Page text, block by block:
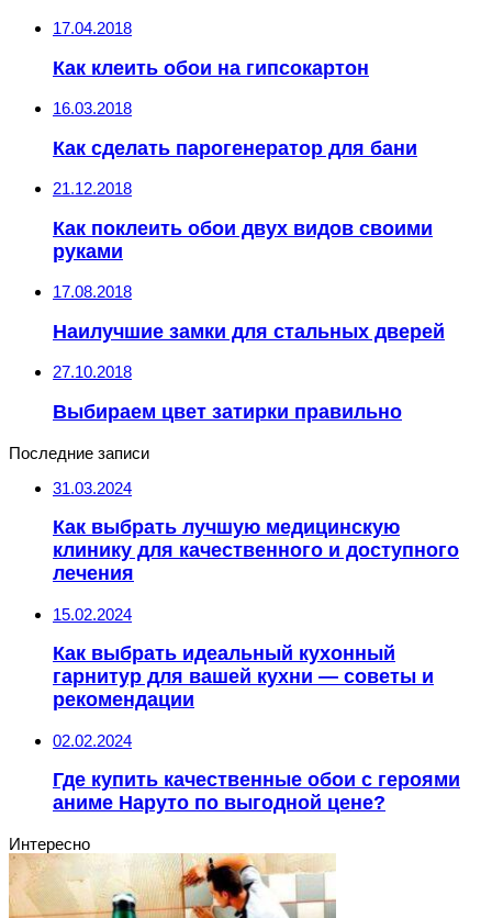
17.04.2018
Как клеить обои на гипсокартон
16.03.2018
Как сделать парогенератор для бани
21.12.2018
Как поклеить обои двух видов своими
руками
17.08.2018
Наилучшие замки для стальных дверей
27.10.2018
Выбираем цвет затирки правильно
Последние записи
31.03.2024
Как выбрать лучшую медицинскую
клинику для качественного и доступного
лечения
15.02.2024
Как выбрать идеальный кухонный
гарнитур для вашей кухни — советы и
рекомендации
02.02.2024
Где купить качественные обои с героями
аниме Наруто по выгодной цене?
Интересно